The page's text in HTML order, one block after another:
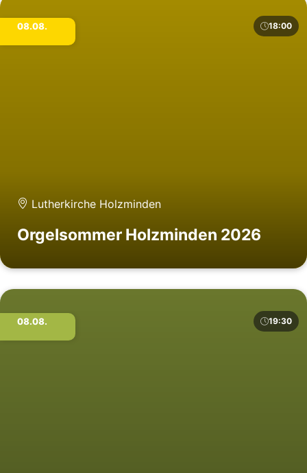
08.08. 18:00
Lutherkirche Holzminden
Orgelsommer Holzminden 2026
08.08. 19:30